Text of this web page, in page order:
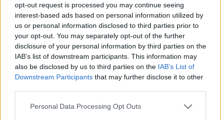
opt-out request is processed you may continue seeing
interest-based ads based on personal information utilized by
us or personal information disclosed to third parties prior to
your opt-out. You may separately opt-out of the further
disclosure of your personal information by third parties on the
IAB’s list of downstream participants. This information may
also be disclosed by us to third parties on the IAB’s List of
Downstream Participants that may further disclose it to other
Please note that this website/app uses one or more Google
Personal Data Processing Opt Outs
50 /50
2000 /2000
Υποβολή σχολίου